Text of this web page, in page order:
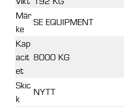
Mär
ke
SE EQUIPMENT
Kap
acit
et
8000 KG
Skic
k
NYTT